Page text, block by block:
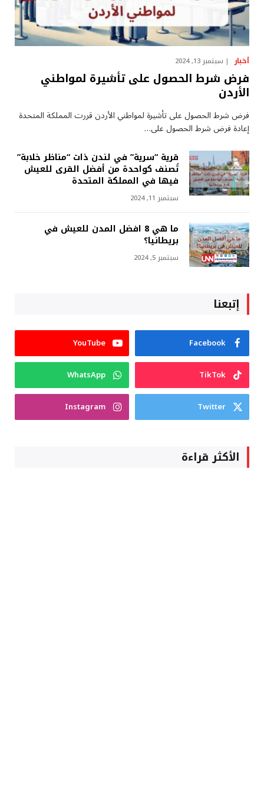
أخبار سبتمبر 13, 2024
فرض شرط الحصول على تأشيرة لمواطني
الأردن
فرض شرط الحصول على تأشيرة لمواطني الأردن قررت المملكة المتحدة
إعادة فرض شرط الحصول على…
قرية “سرية” في لندن ذات “مناظر خلابة”
تُصنف كواحدة من أفضل القرى للعيش
فيها في المملكة المتحدة
سبتمبر 11, 2024
ما هي 8 افضل المدن للعيش في
بريطانيا؟
سبتمبر 5, 2024
إتبعنا
Facebook
YouTube
TikTok
WhatsApp
Twitter
Instagram
الأكثر قراءة